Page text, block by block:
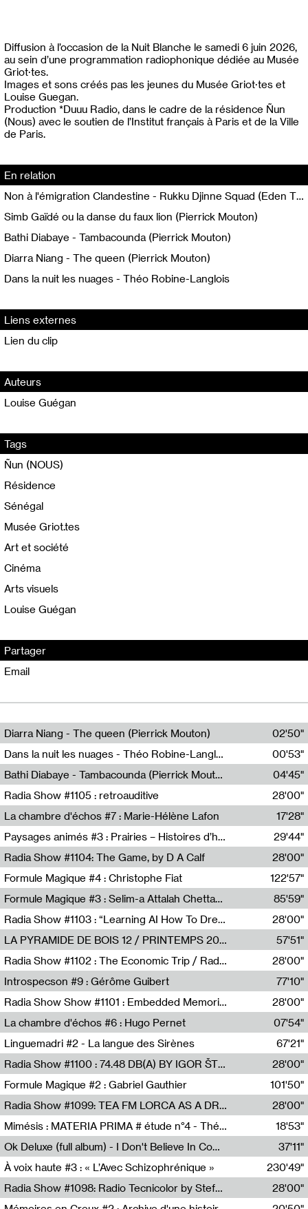
Diarra Niang - The queen (Pierrick Mouton)
Pierrick Mouton,Diarra Niang
02'50"
Dans la nuit les nuages - Théo Robine-Langlois
Théo Robine-Langlois,LD Beat
00'53"
Bathi Diabaye - Tambacounda (Pierrick Mouton)
Pierrick Mouton,Bathi Diabaye
04'45"
Radia Show #1105 : retroauditive
Soundart Radio
28'00"
La chambre d'échos #7 : Marie-Hélène Lafon
Revue Les Chambres,Marie-Hélène Lafon
17'28"
Paysages animés #3 : Prairies – Histoires d’herbes et d’humains
Anne Simon
29'44"
Radia Show #1104: The Game, by D A Calf
Radio One NZ
28'00"
Formule Magique #4 : Christophe Fiat
Nathalie Lacroix
122'57"
Formule Magique #3 : Selim-a Attalah Chettaoui
Nathalie Lacroix,Selim-a Attalah Chettaoui
85'59"
Radia Show #1103 : “Learning AI How To Dream” by Sebastian Dingens (Radio Campus Bruxelles)
Radio Campus Bruxelles
28'00"
LA PYRAMIDE DE BOIS 12 / PRINTEMPS 2026
Sammy Stein
57'51"
Radia Show #1102 : The Economic Trip / Radio Grenouille
Radio Grenouille
28'00"
Introspecson #9 : Gérôme Guibert
Pierre Henry,Gérôme Guibert
77'10"
Radia Show Show #1101 : Embedded Memories by Jimmy Peggie / radioart106
Jimmy Peggie,radioart106
28'00"
La chambre d'échos #6 : Hugo Pernet
Revue Les Chambres,Hugo Pernet
07'54"
Linguemadri #2 - La langue des Sirènes
Meris Angioletti
67'21"
Radia Show #1100 : 74.48 DB(A) BY IGOR ŠTROMAJER FOR RADIO X
radio x
28'00"
Formule Magique #2 : Gabriel Gauthier
Nathalie Lacroix,Gabriel Gauthier
101'50"
Radia Show #1099: TEA FM LORCA AS A DREAM
TEAFM
28'00"
Mimésis : MATERIA PRIMA # étude n°4 - Théâtre de l’Aquarium
Francesco Russo,Scuola della Crisi
18'53"
Ok Deluxe (full album) - I Don't Believe In Computing
37'11"
À voix haute #3 : « L’Avec Schizophrénique »
230'49"
Radia Show #1098: Radio Tecnicolor by Stefan Nussbaumer & Georg Zichy (Radio Orange 94.0)
Radio Orange 94.0
28'00"
Diffusion à l’occasion de la Nuit Blanche le samedi 6 juin 2026,
au sein d’une programmation radiophonique dédiée au Musée
Griot·tes.
Images et sons créés pas les jeunes du Musée Griot·tes et
Louise Guegan.
Production *Duuu Radio, dans le cadre de la résidence Ñun
(Nous) avec le soutien de l’Institut français à Paris et de la Ville
de Paris.
En relation
Non à l'émigration Clandestine - Rukku Djinne Squad (Eden Tinto Collins)
Simb Gaïdé ou la danse du faux lion (Pierrick Mouton)
Bathi Diabaye - Tambacounda (Pierrick Mouton)
Diarra Niang - The queen (Pierrick Mouton)
Dans la nuit les nuages - Théo Robine-Langlois
Liens externes
Lien du clip
Auteurs
Louise Guégan
Tags
Ñun (NOUS)
Résidence
Sénégal
Musée Griot.tes
Art et société
Cinéma
Arts visuels
Louise Guégan
Partager
Email